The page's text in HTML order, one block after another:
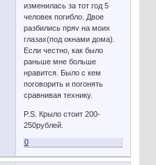
изменилась за тот год 5
человек погибло. Двое
разбились пряv на моих
глазах(под окнами дома).
Если честно, как было
раньше мне больше
нравится. Было с кем
поговорить и погонять
сравнивая технику.
P.S. Крыло стоит 200-
250рублей.
0